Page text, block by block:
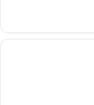
classic